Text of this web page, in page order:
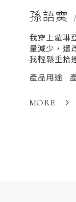
孫語霙
我穿上蘿琳
量減少，還
我輕鬆重拾
產品用途 :
MORE